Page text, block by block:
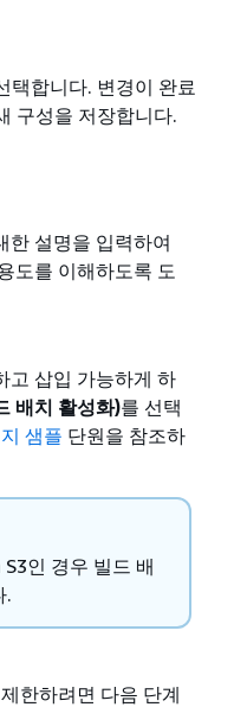
택합니다. 변경이 완료
구성을 저장합니다.
한 설명을 입력하여
도를 이해하도록 도
고 삽입 가능하게 하
배치 활성화)를 선택
샘플 단원을 참조하
인 경우 빌드 배
.
한하려면 다음 단계